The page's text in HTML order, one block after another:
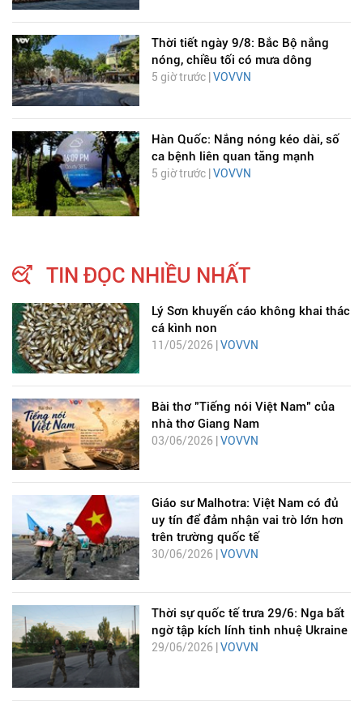
Thời tiết ngày 9/8: Bắc Bộ nắng
nóng, chiều tối có mưa dông
5 giờ trước | VOVVN
Hàn Quốc: Nắng nóng kéo dài, số
ca bệnh liên quan tăng mạnh
5 giờ trước | VOVVN
TIN ĐỌC NHIỀU NHẤT
Lý Sơn khuyến cáo không khai thác
cá kình non
11/05/2026 | VOVVN
Bài thơ "Tiếng nói Việt Nam" của
nhà thơ Giang Nam
03/06/2026 | VOVVN
Giáo sư Malhotra: Việt Nam có đủ
uy tín để đảm nhận vai trò lớn hơn
trên trường quốc tế
30/06/2026 | VOVVN
Thời sự quốc tế trưa 29/6: Nga bất
ngờ tập kích lính tinh nhuệ Ukraine
29/06/2026 |VOVVN